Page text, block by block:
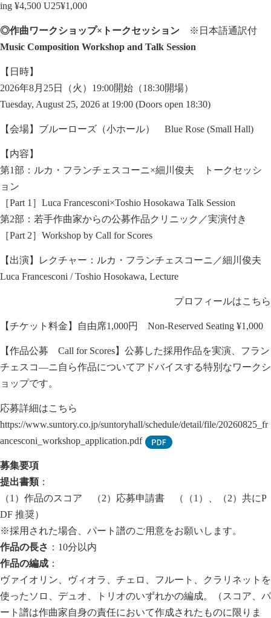
ing ¥4,500 U25¥1,000
◎作曲ワークショップ×トークセッション
※日本語通訳付
Music Composition Workshop and Talk Session
【日時】
2026年8月25日（火）19:00開始（18:30開場）
Tuesday, August 25, 2026 at 19:00 (Doors open 18:30)
【会場】ブルーローズ（小ホール） Blue Rose (Small Hall)
【内容】
第1部：ルカ・フランチェスコーニ×細川俊夫 トークセッシ
ョン
［Part 1］Luca Francesconi×Toshio Hosokawa Talk Session
第2部：若手作曲家からの公募作品クリニック／実演付き
［Part 2］Workshop by Call for Scores
【出演】レクチャー：ルカ・フランチェスコーニ／細川俊夫
Luca Francesconi / Toshio Hosokawa, Lecture
プロフィールはこちら
【チケット料金】自由席1,000円 Non-Reserved Seating ¥1,000
【作品公募 Call for Scores】公募した採用作品を実演、フラン
チェスコ―ニ自ら作品についてアドバイスする特別なワークシ
ョップです。
応募詳細はこちら
https://www.suntory.co.jp/suntoryhall/schedule/detail/file/20260825_fr
ancesconi_workshop_application.pdf
募集要項
提出書類：
（1）作品のスコア （2）応募申請書 （（1）、（2）共にP
DF 推奨）
※採用された場合、パート譜のご用意をお願いします。
作品の長さ ：10分以内
作品の編成 ：
ヴァイオリン、ヴィオラ、チェロ、フルート、クラリネットを
使ったソロ、デュオ、トリオのいずれかの編成。（スコア、パ
ート譜は作曲家自身の責任において作成されたものに限りま